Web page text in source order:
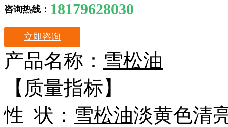
咨询热线： 18179628030
立即咨询
产品名称： 雪松油
【质量指标】
性 状： 雪松油淡黄色清